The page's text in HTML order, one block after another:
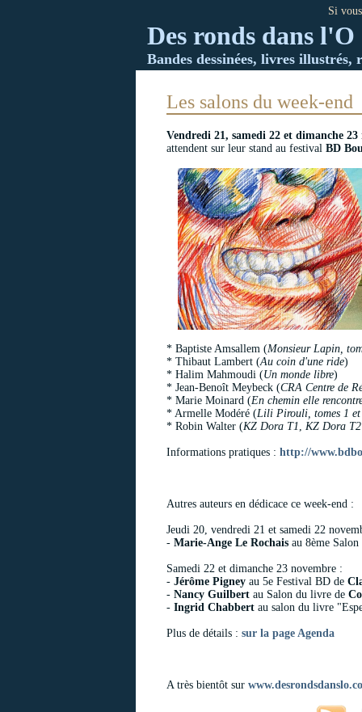
Si
Des ronds dans
Bandes dessinées, livres illustrés,
Les salons du week-end
Vendredi 21, samedi 22 et dimanche 23
attendent sur leur stand au festival BD
* Baptiste Amsallem (Monsieur Lapin,
* Thibaut Lambert (Au coin d'une ride)
* Halim Mahmoudi (Un monde libre)
* Jean-Benoît Meybeck (CRA Centre de
* Marie Moinard (En chemin elle
* Armelle Modéré (Lili Pirouli, tomes 1
* Robin Walter (KZ Dora T1, KZ Dora T2
Informations pratiques : http://
Autres auteurs en dédicace ce week-end :
Jeudi 20, vendredi 21 et samedi 22
- Marie-Ange Le Rochais au 8ème
Samedi 22 et dimanche 23 novembre :
- Jérôme Pigney au 5e Festival BD de
- Nancy Guilbert au Salon du livre de
- Ingrid Chabbert au salon du livre
Plus de détails : sur la page Agenda
A très bientôt sur